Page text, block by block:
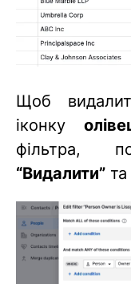
Щоб
іконку
фільтра,
“Видалити” та